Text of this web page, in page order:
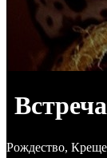
Рождество,